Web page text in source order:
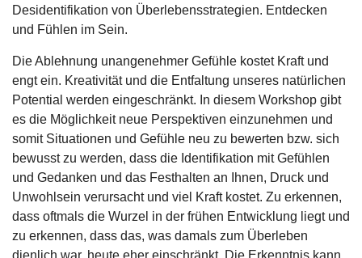
Desidentifikation von Überlebensstrategien. Entdecken
und Fühlen im Sein.
Die Ablehnung unangenehmer Gefühle kostet Kraft und
engt ein. Kreativität und die Entfaltung unseres natürlichen
Potential werden eingeschränkt. In diesem Workshop gibt
es die Möglichkeit neue Perspektiven einzunehmen und
somit Situationen und Gefühle neu zu bewerten bzw. sich
bewusst zu werden, dass die Identifikation mit Gefühlen
und Gedanken und das Festhalten an Ihnen, Druck und
Unwohlsein verursacht und viel Kraft kostet. Zu erkennen,
dass oftmals die Wurzel in der frühen Entwicklung liegt und
zu erkennen, dass das, was damals zum Überleben
dienlich war, heute eher einschränkt. Die Erkenntnis kann